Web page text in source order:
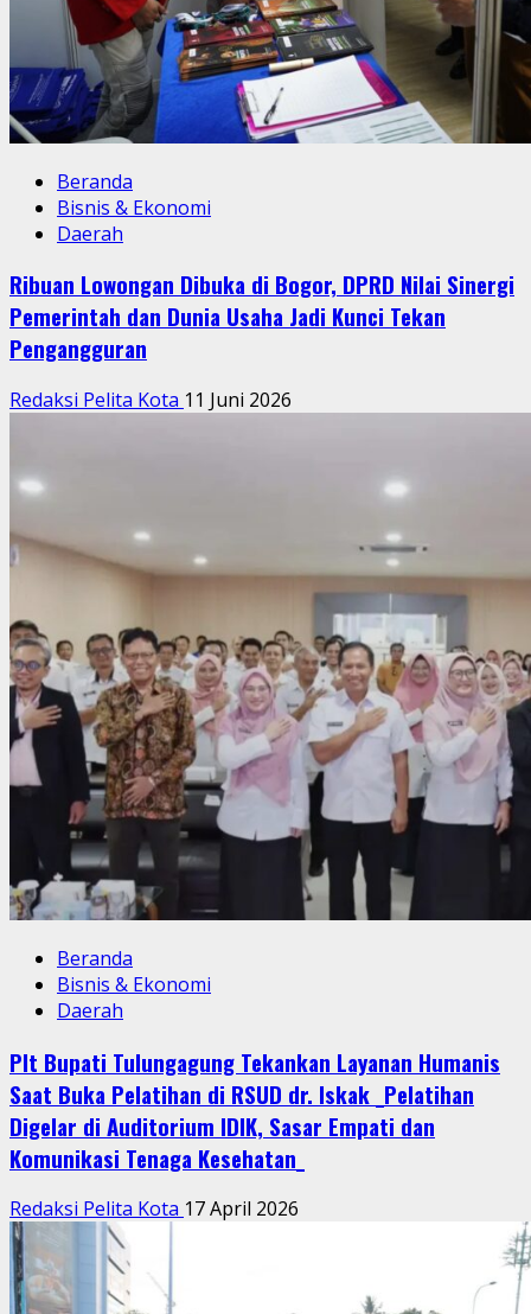
Beranda
Bisnis & Ekonomi
Daerah
Ribuan Lowongan Dibuka di Bogor, DPRD Nilai Sinergi
Pemerintah dan Dunia Usaha Jadi Kunci Tekan
Pengangguran
Redaksi Pelita Kota 11 Juni 2026
Beranda
Bisnis & Ekonomi
Daerah
Plt Bupati Tulungagung Tekankan Layanan Humanis
Saat Buka Pelatihan di RSUD dr. Iskak _Pelatihan
Digelar di Auditorium IDIK, Sasar Empati dan
Komunikasi Tenaga Kesehatan_
Redaksi Pelita Kota 17 April 2026